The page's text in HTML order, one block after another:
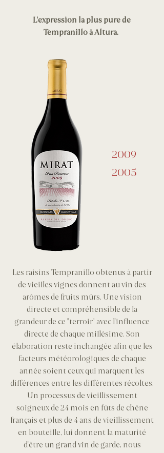
L'expression la plus pure de
Tempranillo à Altura.
2009
2005
Les raisins Tempranillo obtenus à partir
de vieilles vignes donnent au vin des
arômes de fruits mûrs. Une vision
directe et compréhensible de la
grandeur de ce "terroir" avec l'influence
directe de chaque millésime. Son
élaboration reste inchangée afin que les
facteurs météorologiques de chaque
année soient ceux qui marquent les
différences entre les différentes récoltes.
Un processus de vieillissement
soigneux de 24 mois en fûts de chêne
français et plus de 4 ans de vieillissement
en bouteille, lui donnent la maturité
d'être un grand vin de garde, nous